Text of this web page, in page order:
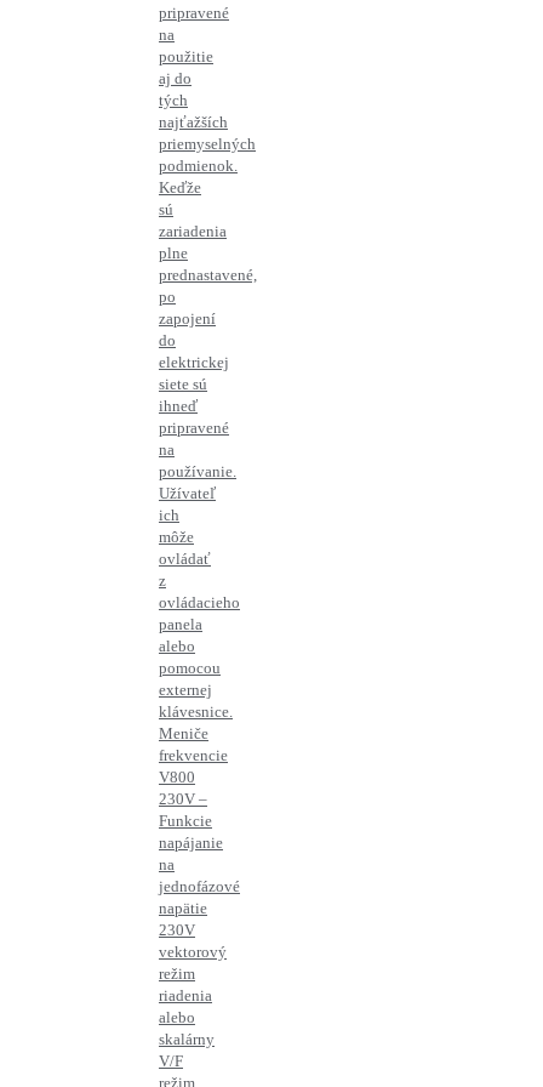
pripravené
na
použitie
aj do
tých
najťažších
priemyselných
podmienok.
Keďže
sú
zariadenia
plne
prednastavené,
po
zapojení
do
elektrickej
siete sú
ihneď
pripravené
na
používanie.
Užívateľ
ich
môže
ovládať
z
ovládacieho
panela
alebo
pomocou
externej
klávesnice.
Meniče
frekvencie
V800
230V –
Funkcie
napájanie
na
jednofázové
napätie
230V
vektorový
režim
riadenia
alebo
skalárny
V/F
režim